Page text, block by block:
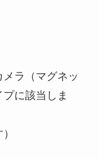
ラ（マグネッ
に該当しま